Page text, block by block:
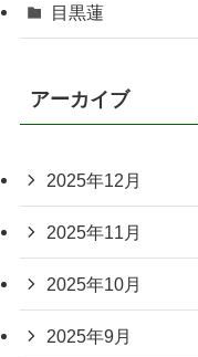
目黒蓮
アーカイブ
2025年12月
2025年11月
2025年10月
2025年9月